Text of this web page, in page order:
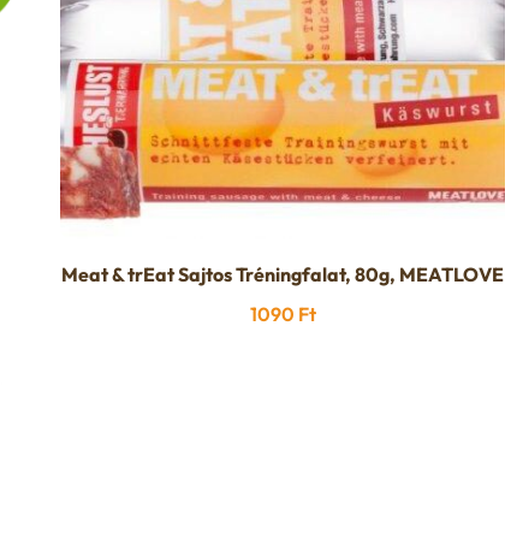
Meat & trEat Sajtos Tréningfalat, 80g, MEATLOVE
1090 Ft